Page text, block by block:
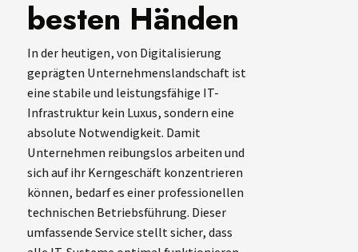
besten Händen
In der heutigen, von Digitalisierung
geprägten Unternehmenslandschaft ist
eine stabile und leistungsfähige IT-
Infrastruktur kein Luxus, sondern eine
absolute Notwendigkeit. Damit
Unternehmen reibungslos arbeiten und
sich auf ihr Kerngeschäft konzentrieren
können, bedarf es einer professionellen
technischen Betriebsführung. Dieser
umfassende Service stellt sicher, dass